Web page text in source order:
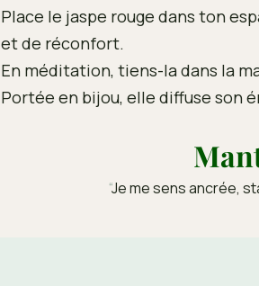
Place le jaspe rouge dans ton
et de réconfort.
En méditation, tiens-la dans la
Portée en bijou, elle diffuse son
“Je me sens ancrée,